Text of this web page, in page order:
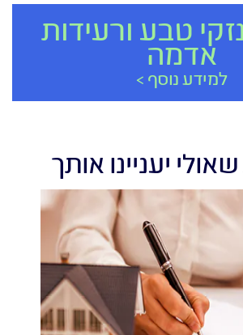
טבע ורעידות
אדמה
למידע נוסף
יעניינו אותך